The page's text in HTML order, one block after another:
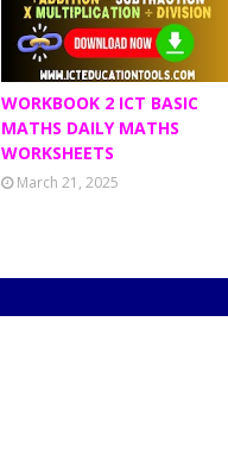
WORKBOOK 2 ICT BASIC
MATHS DAILY MATHS
WORKSHEETS
March 21, 2025